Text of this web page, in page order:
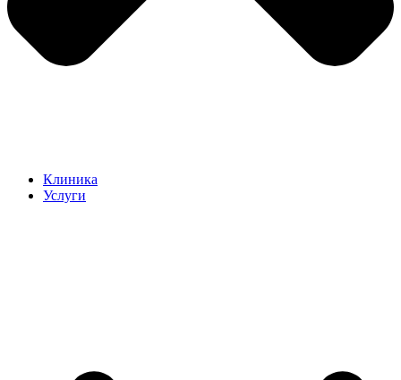
Клиника
Услуги